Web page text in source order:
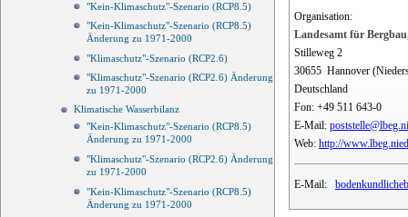
"Kein-Klimaschutz"-Szenario (RCP8.5)
"Kein-Klimaschutz"-Szenario (RCP8.5)
Änderung zu 1971-2000
"Klimaschutz"-Szenario (RCP2.6)
"Klimaschutz"-Szenario (RCP2.6) Änderung
zu 1971-2000
Klimatische Wasserbilanz
"Kein-Klimaschutz"-Szenario (RCP8.5)
Änderung zu 1971-2000
"Klimaschutz"-Szenario (RCP2.6) Änderung
zu 1971-2000
"Kein-Klimaschutz"-Szenario (RCP8.5)
Änderung zu 1971-2000
Organisation:
Landesamt für
Stilleweg 2
30655 Hannover
Deutschland
Fon: +49 511 643-0
E-Mail:
Web: http://
E-Mail: